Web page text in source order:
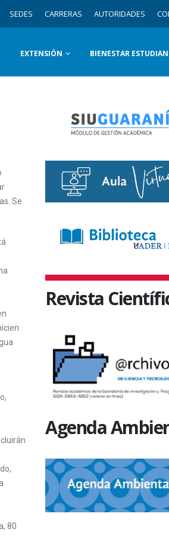
SEDES CARRERAS AUTORIDADES
EXTENSIÓN BIENESTAR
Se
80
Revista
Agenda